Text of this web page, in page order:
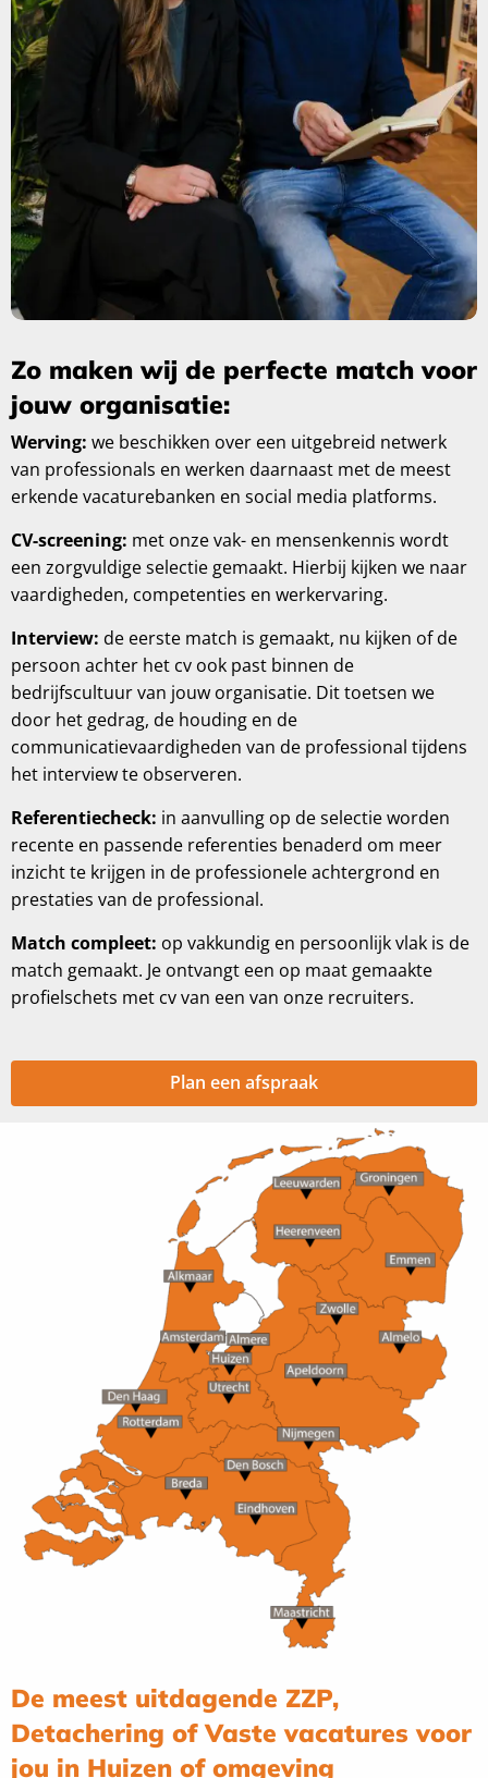
Zo maken wij de perfecte match voor
jouw organisatie:
Werving: we beschikken over een uitgebreid netwerk
van professionals en werken daarnaast met de meest
erkende vacaturebanken en social media platforms.
CV-screening: met onze vak- en mensenkennis wordt
een zorgvuldige selectie gemaakt. Hierbij kijken we naar
vaardigheden, competenties en werkervaring.
Interview: de eerste match is gemaakt, nu kijken of de
persoon achter het cv ook past binnen de
bedrijfscultuur van jouw organisatie. Dit toetsen we
door het gedrag, de houding en de
communicatievaardigheden van de professional tijdens
het interview te observeren.
Referentiecheck: in aanvulling op de selectie worden
recente en passende referenties benaderd om meer
inzicht te krijgen in de professionele achtergrond en
prestaties van de professional.
Match compleet: op vakkundig en persoonlijk vlak is de
match gemaakt. Je ontvangt een op maat gemaakte
profielschets met cv van een van onze recruiters.
Plan een afspraak
De meest uitdagende ZZP,
Detachering of Vaste vacatures voor
jou in Huizen of omgeving